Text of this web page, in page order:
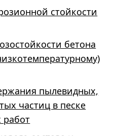
стойкости
бетона
пылевидных,
частиц в песке
работ